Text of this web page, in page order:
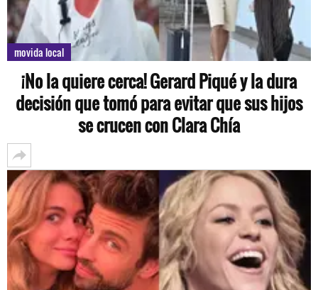
movida local
¡No la quiere cerca! Gerard Piqué y la dura
decisión que tomó para evitar que sus hijos
se crucen con Clara Chía